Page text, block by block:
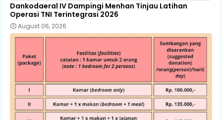
Dankodaeral IV Dampingi Menhan Tinjau Latihan
Operasi TNI Terintegrasi 2026
August 06, 2026